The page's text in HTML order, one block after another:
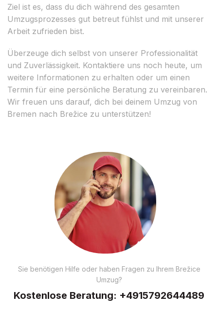
Ziel ist es, dass du dich während des gesamten
Umzugsprozesses gut betreut fühlst und mit unserer
Arbeit zufrieden bist.
Überzeuge dich selbst von unserer Professionalität
und Zuverlässigkeit. Kontaktiere uns noch heute, um
weitere Informationen zu erhalten oder um einen
Termin für eine persönliche Beratung zu vereinbaren.
Wir freuen uns darauf, dich bei deinem Umzug von
Bremen nach Brežice zu unterstützen!
Sie benötigen Hilfe oder haben Fragen zu Ihrem Brežice
Umzug?
Kostenlose Beratung: +4915792644489